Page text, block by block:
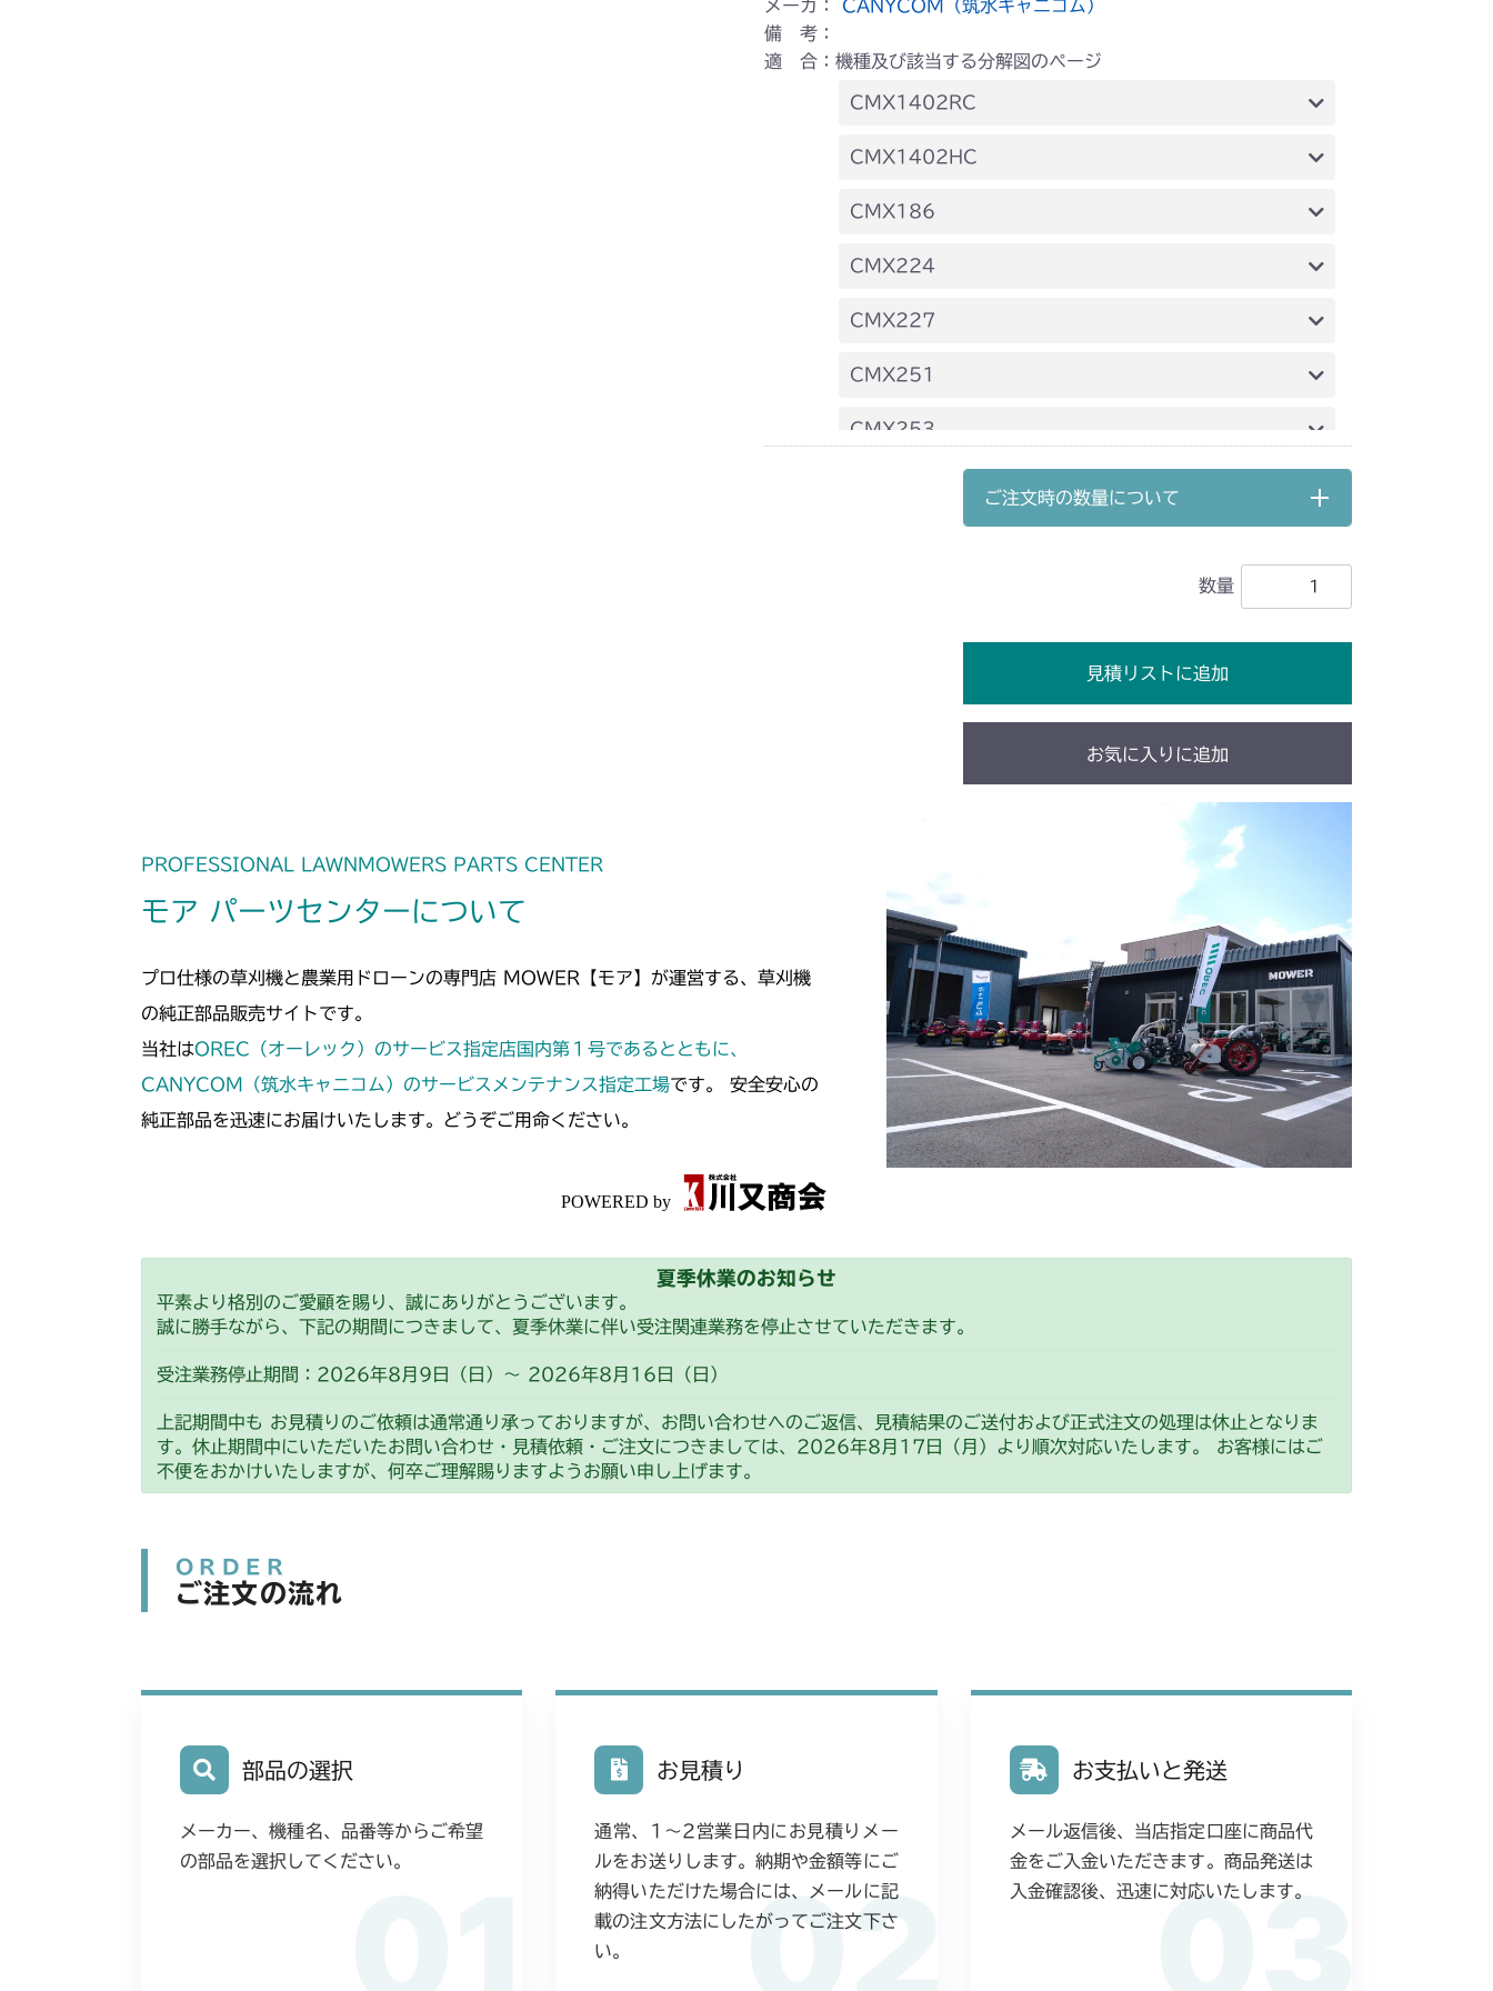
メーカ： CANYCOM（筑水キャニコム）
備 考：
適 合：機種及び該当する分解図のページ
CMX1402RC
フロントデフ FIG5 ブレーキ
CMX1402HC
フロントデフ FIG5 ブレーキ
CMX186
フロントデフ FIG5 ブレーキ
CMX224
フロントデフ FIG5 ブレーキ
CMX227
フロントデフ FIG5 ブレーキ
CMX251
フロントデフ FIG5 ブレーキ
CMX253
フロントデフ FIG5 ブレーキ
CMX2202YCV/YCS
CMX2402HC
フロントデフ FIG5 ブレーキ
フロントデフ FIG5 ブレーキ
CMX2506RC
フロントデフ FIG5 ブレーキ
CMX2506YC/YCV/YCS
フロントデフ FIG5 ブレーキ
CMX2508YC/YCS
フロントデフ FIG5 ブレーキ
ご注文時の数量について
数量
見積リストに追加
お気に入りに追加
PROFESSIONAL LAWNMOWERS PARTS CENTER
モア パーツセンターについて
プロ仕様の草刈機と農業用ドローンの専門店 MOWER【モア】が運営する、草刈機
の純正部品販売サイトです。
当社はOREC（オーレック）のサービス指定店国内第１号であるとともに、
CANYCOM（筑水キャニコム）のサービスメンテナンス指定工場です。 安全安心の
純正部品を迅速にお届けいたします。どうぞご用命ください。
夏季休業のお知らせ
平素より格別のご愛顧を賜り、誠にありがとうございます。
誠に勝手ながら、下記の期間につきまして、夏季休業に伴い受注関連業務を停止させていただきます。
受注業務停止期間：2026年8月9日（日）～ 2026年8月16日（日）
上記期間中も お見積りのご依頼は通常通り承っておりますが、お問い合わせへのご返信、見積結果のご送付および正式注文の処理は休止となりま
す。休止期間中にいただいたお問い合わせ・見積依頼・ご注文につきましては、2026年8月17日（月）より順次対応いたします。 お客様にはご
不便をおかけいたしますが、何卒ご理解賜りますようお願い申し上げます。
ORDER
ご注文の流れ
部品の選択
メーカー、機種名、品番等からご希望
の部品を選択してください。
02
お見積り
通常、1〜2営業日内にお見積りメー
ルをお送りします。納期や金額等にご
納得いただけた場合には、メールに記
載の注文方法にしたがってご注文下さ
い。
03
お支払いと発送
メール返信後、当店指定口座に商品代
金をご入金いただきます。商品発送は
入金確認後、迅速に対応いたします。